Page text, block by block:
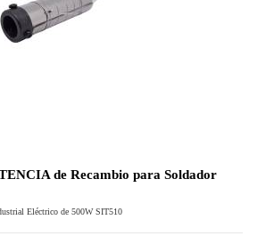
de Recambio para Soldador
Eléctrico de 500W SIT510